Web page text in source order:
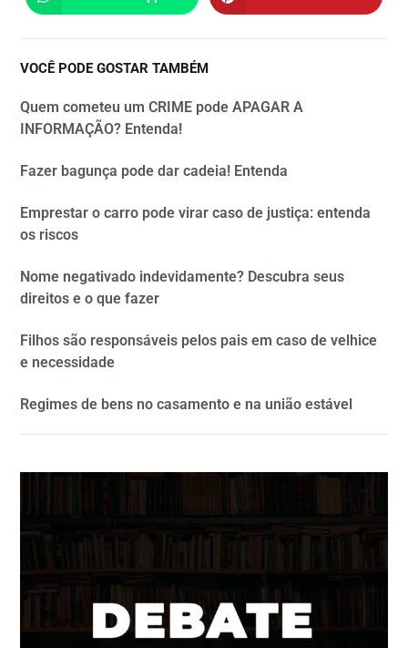
VOCÊ PODE GOSTAR TAMBÉM
Quem cometeu um CRIME pode APAGAR A
INFORMAÇÃO? Entenda!
Fazer bagunça pode dar cadeia! Entenda
Emprestar o carro pode virar caso de justiça: entenda
os riscos
Nome negativado indevidamente? Descubra seus
direitos e o que fazer
Filhos são responsáveis pelos pais em caso de velhice
e necessidade
Regimes de bens no casamento e na união estável